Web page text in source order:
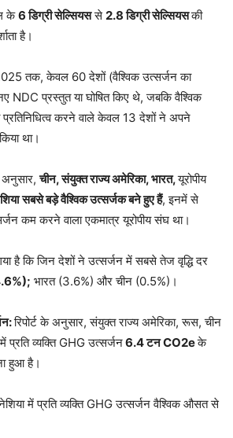
के6 डिग्री सेल्सियससे 2.8 डिग्री सेल्सियसकी
है।
तक, केवल 60 देशों (वैश्विक उत्सर्जन का
प्रस्तुत या घोषित किए थे, जबकि वैश्विक
करने वाले केवल 13 देशों ने अपने
था।
अनुसार,चीन, संयुक्त राज्य अमेरिका, भारत,यूरोपीय
सबसे बड़े वैश्विक उत्सर्जक बने हुए हैं, इनमें से
कम करने वाला एकमात्र यूरोपीय संघ था।
है कि जिन देशों ने उत्सर्जन में सबसे तेज वृद्धि दर
भारत (3.6%) और चीन (0.5%)।
रिपोर्ट के अनुसार, संयुक्त राज्य अमेरिका, रूस, चीन
व्यक्ति GHG उत्सर्जन6.4 टन CO2eके
हुआ है।
में प्रति व्यक्ति GHG उत्सर्जन वैश्विक औसत से